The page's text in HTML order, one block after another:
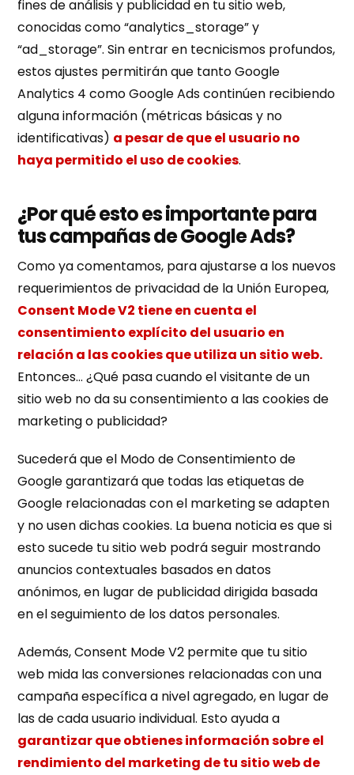
fines de análisis y publicidad en tu sitio web,
conocidas como “analytics_storage” y
“ad_storage”. Sin entrar en tecnicismos profundos,
estos ajustes permitirán que tanto Google
Analytics 4 como Google Ads continúen recibiendo
alguna información (métricas básicas y no
identificativas) a pesar de que el usuario no
haya permitido el uso de cookies.
¿Por qué esto es importante para
tus campañas de Google Ads?
Como ya comentamos, para ajustarse a los nuevos
requerimientos de privacidad de la Unión Europea,
Consent Mode V2 tiene en cuenta el
consentimiento explícito del usuario en
relación a las cookies que utiliza un sitio web.
Entonces… ¿Qué pasa cuando el visitante de un
sitio web no da su consentimiento a las cookies de
marketing o publicidad?
Sucederá que el Modo de Consentimiento de
Google garantizará que todas las etiquetas de
Google relacionadas con el marketing se adapten
y no usen dichas cookies. La buena noticia es que si
esto sucede tu sitio web podrá seguir mostrando
anuncios contextuales basados en datos
anónimos, en lugar de publicidad dirigida basada
en el seguimiento de los datos personales.
Además, Consent Mode V2 permite que tu sitio
web mida las conversiones relacionadas con una
campaña específica a nivel agregado, en lugar de
las de cada usuario individual. Esto ayuda a
garantizar que obtienes información sobre el
rendimiento del marketing de tu sitio web de